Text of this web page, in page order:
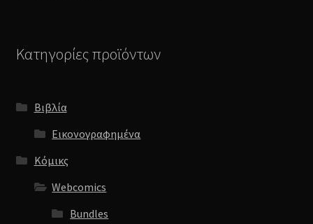
Κατηγορίες προϊόντων
Βιβλία
Εικονογραφημένα
Κόμικς
Webcomics
Bundles